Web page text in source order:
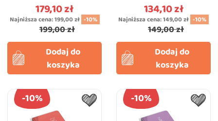
Cena
179,10 zł
Najniższa cena:199,00 zł -10%
199,00 zł
Dodaj do
koszyka
Cena
134,10 zł
Najniższa cena:149,00 zł -10%
149,00 zł
Dodaj do
koszyka
-10% -10%